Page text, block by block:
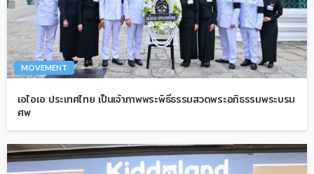
MOVEMENT
เอไอเอ ประเทศไทย เป็นเจ้าภาพพระพิธีธรรมสวดพระอภิธรรมพระบรม
ศพ